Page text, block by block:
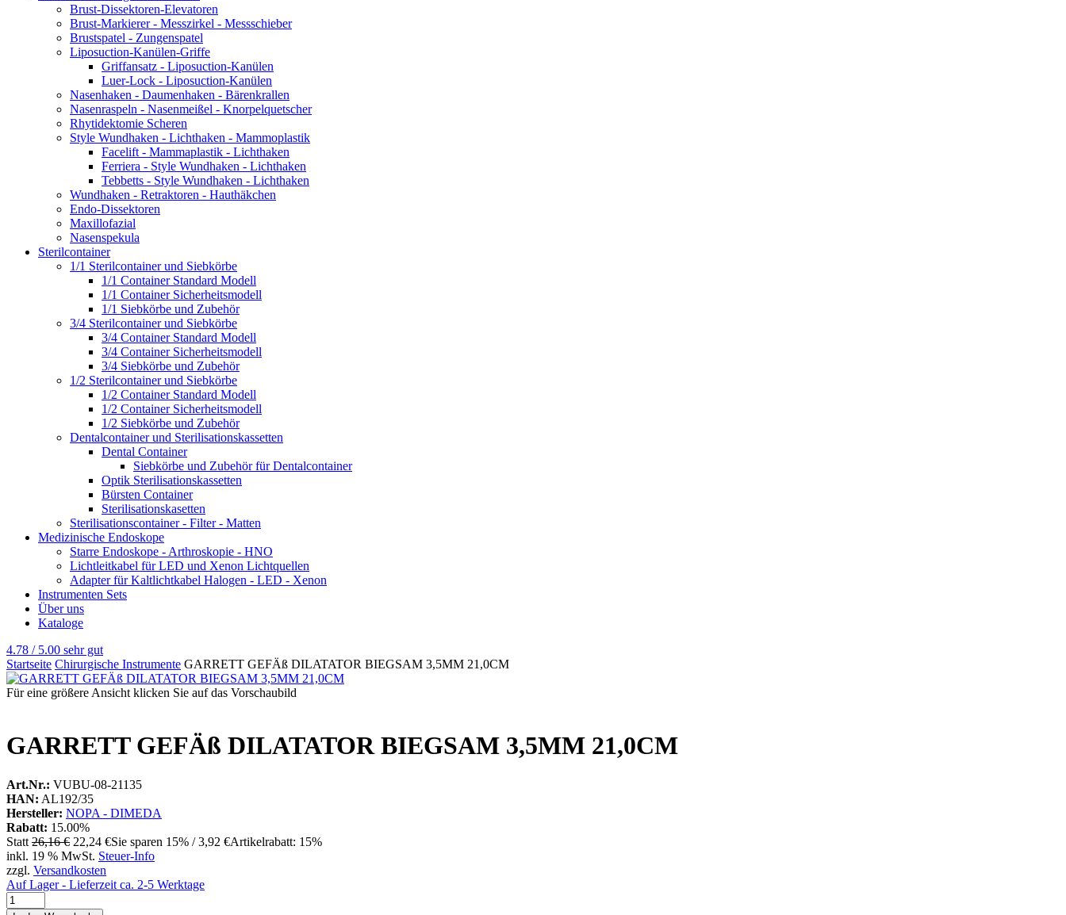
Brust-Dissektoren-Elevatoren
Brust-Markierer - Messzirkel - Messschieber
Brustspatel - Zungenspatel
Liposuction-Kanülen-Griffe
Griffansatz - Liposuction-Kanülen
Luer-Lock - Liposuction-Kanülen
Nasenhaken - Daumenhaken - Bärenkrallen
Nasenraspeln - Nasenmeißel - Knorpelquetscher
Rhytidektomie Scheren
Style Wundhaken - Lichthaken - Mammoplastik
Facelift - Mammaplastik - Lichthaken
Ferriera - Style Wundhaken - Lichthaken
Tebbetts - Style Wundhaken - Lichthaken
Wundhaken - Retraktoren - Hauthäkchen
Endo-Dissektoren
Maxillofazial
Nasenspekula
Sterilcontainer
1/1 Sterilcontainer und Siebkörbe
1/1 Container Standard Modell
1/1 Container Sicherheitsmodell
1/1 Siebkörbe und Zubehör
3/4 Sterilcontainer und Siebkörbe
3/4 Container Standard Modell
3/4 Container Sicherheitsmodell
3/4 Siebkörbe und Zubehör
1/2 Sterilcontainer und Siebkörbe
1/2 Container Standard Modell
1/2 Container Sicherheitsmodell
1/2 Siebkörbe und Zubehör
Dentalcontainer und Sterilisationskassetten
Dental Container
Siebkörbe und Zubehör für Dentalcontainer
Optik Sterilisationskassetten
Bürsten Container
Sterilisationskasetten
Sterilisationscontainer - Filter - Matten
Medizinische Endoskope
Starre Endoskope - Arthroskopie - HNO
Lichtleitkabel für LED und Xenon Lichtquellen
Adapter für Kaltlichtkabel Halogen - LED - Xenon
Instrumenten Sets
Über uns
Kataloge
4.78 / 5.00 sehr gut
Startseite Chirurgische Instrumente GARRETT GEFÄß DILATATOR BIEGSAM 3,5MM 21,0CM
Für eine größere Ansicht klicken Sie auf das Vorschaubild
GARRETT GEFÄß DILATATOR BIEGSAM 3,5MM 21,0CM
Art.Nr.: VUBU-08-21135
HAN: AL192/35
Hersteller: NOPA - DIMEDA
Rabatt: 15.00%
Statt 26,16 € 22,24 €Sie sparen 15% / 3,92 €Artikelrabatt: 15%
inkl. 19 % MwSt. Steuer-Info
zzgl. Versandkosten
Auf Lager - Lieferzeit ca. 2-5 Werktage